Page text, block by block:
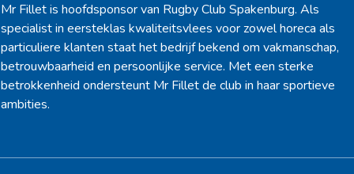
Mr Fillet is hoofdsponsor van Rugby Club Spakenburg. Als
specialist in eersteklas kwaliteitsvlees voor zowel horeca als
particuliere klanten staat het bedrijf bekend om vakmanschap,
betrouwbaarheid en persoonlijke service. Met een sterke
betrokkenheid ondersteunt Mr Fillet de club in haar sportieve
ambities.